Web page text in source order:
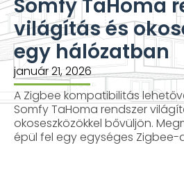
Somfy TaHoma
világítás és
egy hálózatban
január 21, 2026
A Zigbee kompatibilitás
Somfy TaHoma rendszer
okoseszközökkel bővüljön.
épül fel egy egységes